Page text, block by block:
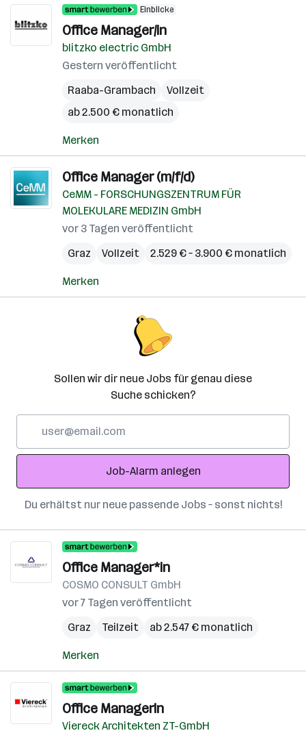
Einblicke
Office Manager/in
blitzko electric GmbH
Gestern veröffentlicht
Raaba-Grambach
Vollzeit
ab 2.500 € monatlich
Merken
Office Manager (m/f/d)
CeMM - FORSCHUNGSZENTRUM FÜR
MOLEKULARE MEDIZIN GmbH
vor 3 Tagen veröffentlicht
Graz
Vollzeit 2.529 € – 3.900 € monatlich
Merken
Sollen wir dir neue Jobs für genau diese
Suche schicken?
Adresse
Job-Alarm anlegen
Du erhältst nur neue passende Jobs – sonst nichts!
Office Manager*in
COSMO CONSULT GmbH
vor 7 Tagen veröffentlicht
Graz
Teilzeit ab 2.547 € monatlich
Merken
Office ManagerIn
Viereck Architekten ZT-GmbH